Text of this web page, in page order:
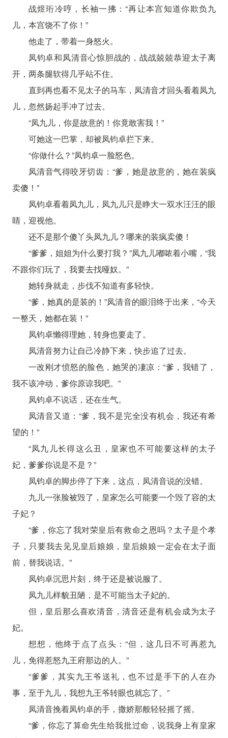
战煜珩冷哼，长袖一拂：“再让本宫知道你欺负九
儿，本宫饶不了你！”
他走了，带着一身怒火。
凤钧卓和凤清音心惊胆战的，战战兢兢恭迎太子离
开，两条腿软得几乎站不住。
直到再也看不见太子的马车，凤清音才回头看着凤九
儿，忽然扬起手冲了过去。
“凤九儿，你是故意的！你竟敢害我！”
可她这一巴掌，却被凤钧卓拦下来。
“你做什么？”凤钧卓一脸怒色。
凤清音气得咬牙切齿：“爹，她是故意的，她在装疯
卖傻！”
凤钧卓看着凤九儿，凤九儿只是睁大一双水汪汪的眼
睛，迎视他。
还不是那个傻丫头凤九儿？哪来的装疯卖傻！
“爹爹，姐姐为什么要打我？”凤九儿嘟哝着小嘴，“我
不跟你们玩了，我要去找哑奴。”
她转身就走，步伐不知道有多轻快。
“爹，她真的是装的！”凤清音的眼泪终于出来，“今天
一整天，她都在装！”
凤钧卓懒得理她，转身也要走了。
凤清音努力让自己冷静下来，快步追了过去。
一改刚才愤怒的脸色，她哭的凄凉：“爹，我错了，
我不该冲动，爹你原谅我吧。”
凤钧卓不说话，还在生气。
凤清音又道：“爹，我不是完全没有机会，我还有希
望的！”
“凤九儿长得这么丑，皇家也不可能要这样的太子
妃，爹爹你说是不是？”
凤钧卓的脚步停了下来，这点，凤清音说的没错。
九儿一张脸被毁了，皇家怎么可能要一个毁了容的太
子妃？
“爹，你忘了我对荣皇后有救命之恩吗？太子是个孝
子，只要我去见见皇后娘娘，皇后娘娘一定会在太子面
前，替我说话。”
凤钧卓沉思片刻，终于还是被说服了。
凤九儿样貌丑陋，是不可能当太子妃的。
但，皇后那么喜欢清音，清音还是有机会成为太子
妃。
想想，他终于点了点头：“但，这几日不可再惹九
儿，免得惹怒九王府那边的人。”
“爹爹，其实九王爷送礼，也不过是手下的人在办
事，至于九儿，我想九王爷转眼也就忘了。”
凤清音挽着凤钧卓的手，撒娇那般轻轻摇了摇。
“爹，你忘了算命先生给我批过命，说我身上有皇家